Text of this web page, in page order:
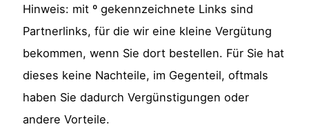
Hinweis: mit º gekennzeichnete Links sind
Partnerlinks, für die wir eine kleine Vergütung
bekommen, wenn Sie dort bestellen. Für Sie hat
dieses keine Nachteile, im Gegenteil, oftmals
haben Sie dadurch Vergünstigungen oder
andere Vorteile.